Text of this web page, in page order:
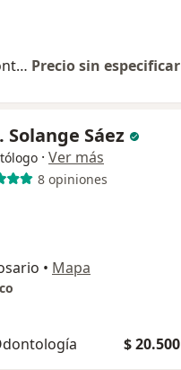
Primera consulta Odontología Precio sin especificar
Solange Sáez
· Ver más
8 opiniones
• Mapa
$ 20.500